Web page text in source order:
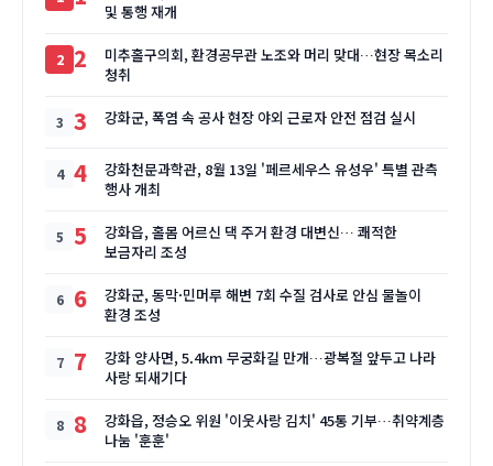
및 통행 재개
2
미추홀구의회, 환경공무관 노조와 머리 맞대…현장 목소리
청취
3 강화군, 폭염 속 공사 현장 야외 근로자 안전 점검 실시
4
강화천문과학관, 8월 13일 '페르세우스 유성우' 특별 관측
행사 개최
5
강화읍, 홀몸 어르신 댁 주거 환경 대변신… 쾌적한
보금자리 조성
6
강화군, 동막·민머루 해변 7회 수질 검사로 안심 물놀이
환경 조성
7
강화 양사면, 5.4km 무궁화길 만개…광복절 앞두고 나라
사랑 되새기다
8
강화읍, 정승오 위원 '이웃사랑 김치' 45통 기부…취약계층
나눔 '훈훈'